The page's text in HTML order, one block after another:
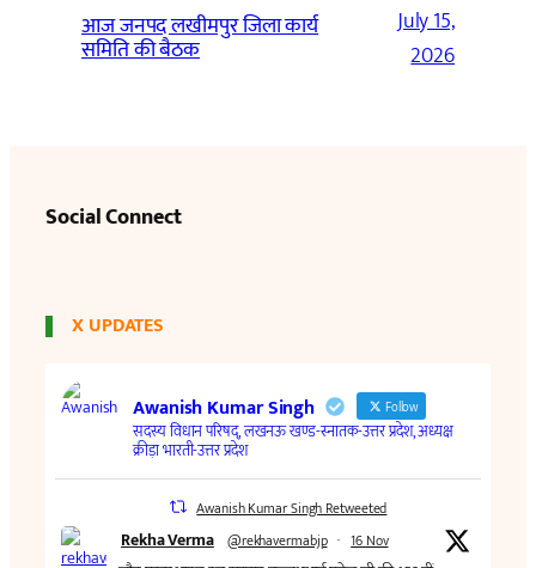
आज जनपद लखीमपुर जिला कार्य
समिति की बैठक
July 15,
2026
Social Connect
X UPDATES